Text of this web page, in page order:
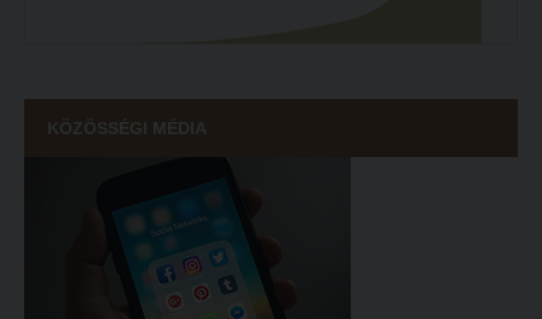
KÖZÖSSÉGI MÉDIA